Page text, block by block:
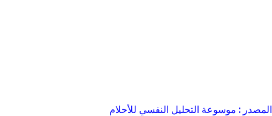
المصدر : موسوعة التحليل النفسي للأحلام